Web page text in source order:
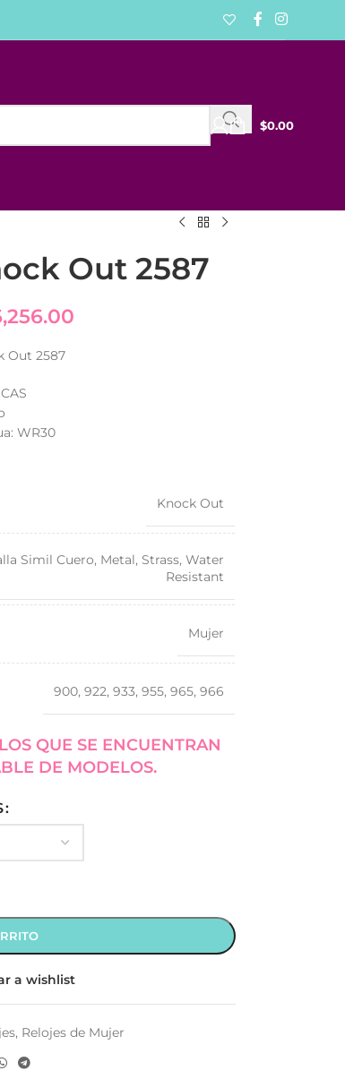
$0.00
Out 2587
Out 2587
WR30
Knock Out
Simil Cuero, Metal, Strass, Water
Resistant
Mujer
900, 922, 933, 955, 965, 966
QUE SE ENCUENTRAN
DE MODELOS.
a wishlist
, Relojes de Mujer